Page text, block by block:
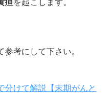
疸を起こします。
考にして下さい。
分けて解説【末期がんと